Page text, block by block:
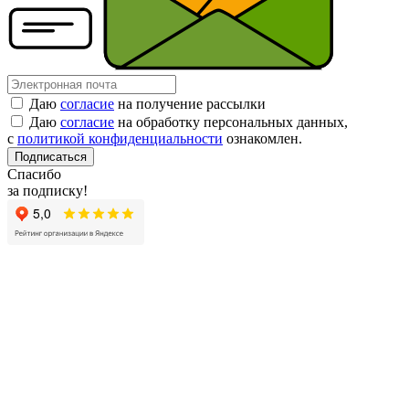
Даю согласие на получение рассылки
Даю согласие на обработку персональных данных,
с политикой конфиденциальности ознакомлен.
Подписаться
Спасибо
за подписку!